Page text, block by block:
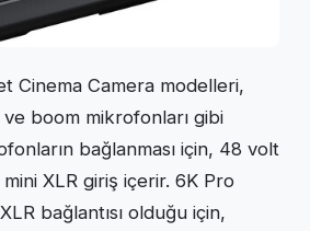
Cinema Camera modelleri,
boom mikrofonları gibi
bağlanması için, 48 volt
XLR giriş içerir. 6K Pro
bağlantısı olduğu için,